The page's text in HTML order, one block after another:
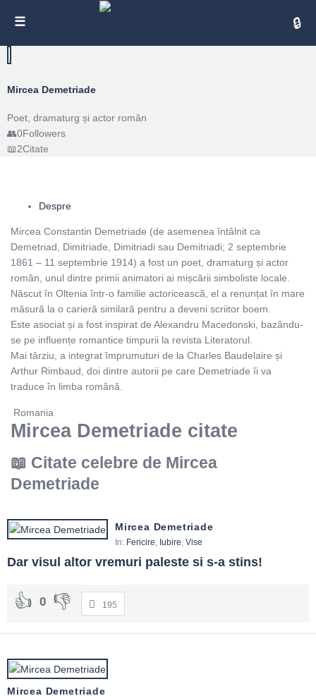
Mircea Demetriade
Poet, dramaturg și actor român
0Followers
2Citate
Despre
Mircea Constantin Demetriade (de asemenea întâlnit ca
Demetriad, Dimitriade, Dimitriadi sau Demitriadi; 2 septembrie
1861 – 11 septembrie 1914) a fost un poet, dramaturg și actor
român, unul dintre primii animatori ai mișcării simboliste locale.
Născut în Oltenia într-o familie actoricească, el a renunțat în mare
măsură la o carieră similară pentru a deveni scriitor boem.
Este asociat și a fost inspirat de Alexandru Macedonski, bazându-
se pe influențe romantice timpurii la revista Literatorul.
Mai târziu, a integrat împrumuturi de la Charles Baudelaire și
Arthur Rimbaud, doi dintre autorii pe care Demetriade îi va
traduce în limba română.
Romania
Mircea Demetriade citate
Citate celebre de Mircea
Demetriade
Mircea Demetriade
In: Fericire, Iubire, Vise
Dar visul altor vremuri paleste si s-a stins!
0 195
Mircea Demetriade